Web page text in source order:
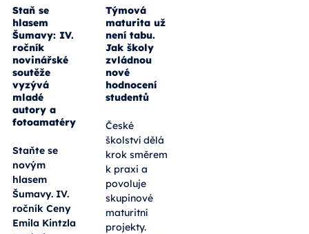
Staň se
hlasem
Šumavy: IV.
ročník
novinářské
soutěže
vyzývá
mladé
autory a
fotoamatéry
Staňte se
novým
hlasem
Šumavy. IV.
ročník Ceny
Emila Kintzla
Týmová
maturita už
není tabu.
Jak školy
zvládnou
nové
hodnocení
studentů
České
školství dělá
krok směrem
k praxi a
povoluje
skupinové
maturitní
projekty.